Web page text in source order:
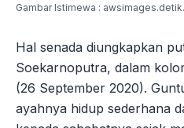
Gambar Istimewa :
Hal senada diungkapkan
Soekarnoputra, dalam
(26 September 2020).
ayahnya hidup sederhana